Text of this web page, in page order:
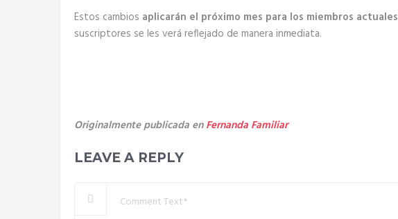
Estos cambios aplicarán el próximo mes para los miembros actuales
suscriptores se les verá reflejado de manera inmediata.
Originalmente publicada enFernanda Familiar
LEAVE A REPLY